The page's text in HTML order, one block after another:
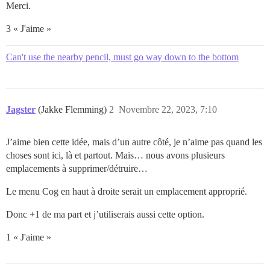
Merci.
3 « J'aime »
Can't use the nearby pencil, must go way down to the bottom
Jagster (Jakke Flemming) Novembre 22, 2023, 7:10
2
J’aime bien cette idée, mais d’un autre côté, je n’aime pas quand les
choses sont ici, là et partout. Mais… nous avons plusieurs
emplacements à supprimer/détruire…
Le menu Cog en haut à droite serait un emplacement approprié.
Donc +1 de ma part et j’utiliserais aussi cette option.
1 « J'aime »